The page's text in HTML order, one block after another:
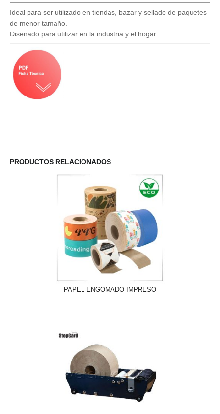
Ideal para ser utilizado en tiendas, bazar y sellado de paquetes
de menor tamaño.
Diseñado para utilizar en la industria y el hogar.
PRODUCTOS RELACIONADOS
PAPEL ENGOMADO IMPRESO